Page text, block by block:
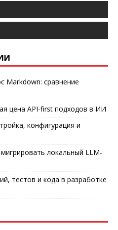
Markdown: сравнение
цена API-first подходов в ИИ
конфигурация и
локальный LLM-
тестов и кода в разработке